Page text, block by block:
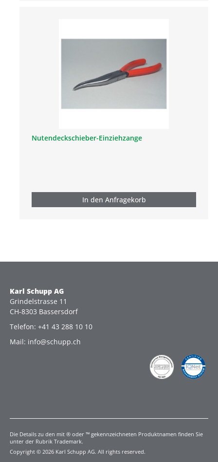
Nutendeckschieber-Einziehzange
In den Anfragekorb
Karl Schupp AG
Grindelstrasse 11
CH-8303 Bassersdorf
Telefon: +41 43 288 10 10
Mail: info@schupp.ch
Die Details zu den mit ® oder ™ gekennzeichneten Produktnamen finden Sie
unter der Rubrik Trademark.
Copyright © 2026 Karl Schupp AG. All rights reserved.